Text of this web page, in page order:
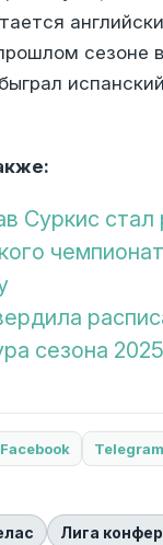
сезоне
Суркис
сезона
Facebook Telegram
Лига